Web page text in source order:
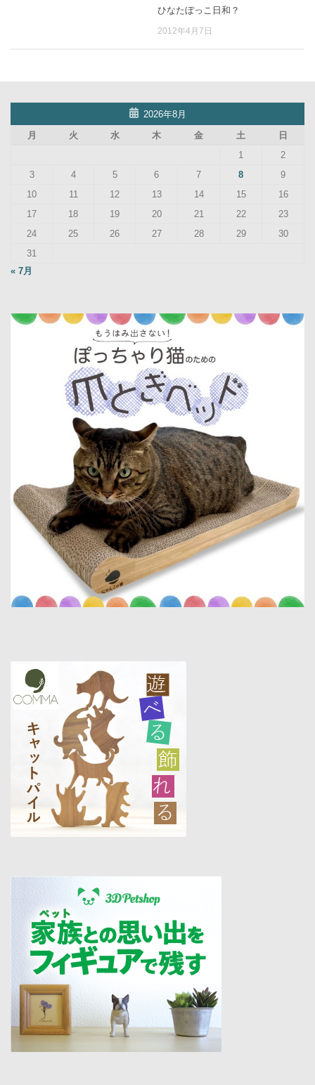
ひなたぼっこ日和？
2012年4月7日
2026年8月
月
火 水 木 金 土
日
1
2
3
4 5 6 7 8
9
10
11 12 13 14 15
16
17
18 19 20 21 22
23
24
25 26 27 28 29
30
31
« 7月